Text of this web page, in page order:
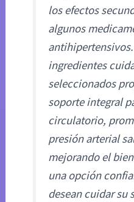
los efectos
algunos
ingredientes
seleccionados
soporte integral
circulatorio,
presión arterial
mejorando el
una opción
desean cuidar su